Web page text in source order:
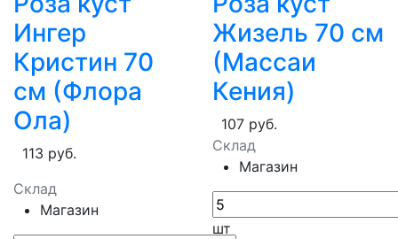
Ингер
Кристин 70
см (Флора
Ола)
113 руб.
Склад
Магазин
Жизель 70 см
(Массаи
Кения)
107 руб.
Склад
Магазин
шт